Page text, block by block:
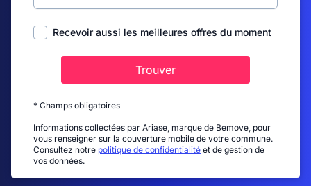
Recevoir aussi les meilleures offres du moment
Trouver
* Champs obligatoires
Informations collectées par Ariase, marque de Bemove, pour
vous renseigner sur la couverture mobile de votre commune.
Consultez notre politique de confidentialité et de gestion de
vos données.